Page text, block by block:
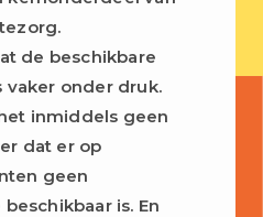
de beschikbare
vaker onder druk.
inmiddels geen
dat er op
geen
is. En